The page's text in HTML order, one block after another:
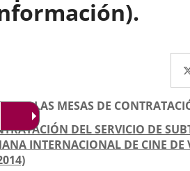
DE LAS MESAS DE
DEL SERVICIO DE
INTERNACIONAL DE CINE